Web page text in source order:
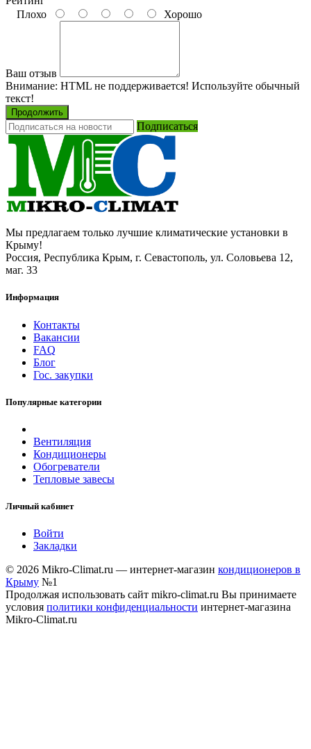
Плохо
Хорошо
Ваш отзыв
Внимание: HTML не поддерживается! Используйте обычный
текст!
Продолжить
Подписаться
Мы предлагаем только лучшие климатические установки в
Крыму!
Россия, Республика Крым, г. Севастополь, ул. Соловьева 12,
маг. 33
Информация
Контакты
Вакансии
FAQ
Блог
Гос. закупки
Популярные категории
Вентиляция
Кондиционеры
Обогреватели
Тепловые завесы
Личный кабинет
Войти
Закладки
© 2026 Mikro-Climat.ru — интернет-магазин кондиционеров в
Крыму №1
Продолжая использовать сайт mikro-climat.ru Вы принимаете
условия политики конфиденциальности интернет-магазина
Mikro-Climat.ru